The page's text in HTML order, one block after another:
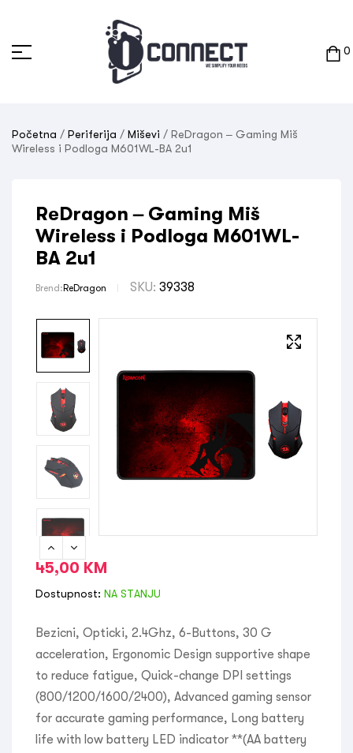
0
Početna / Periferija / Miševi / ReDragon – Gaming Miš
Wireless i Podloga M601WL-BA 2u1
ReDragon – Gaming Miš
Wireless i Podloga M601WL-
BA 2u1
Brend: ReDragon SKU: 39338
45,00 KM
Dostupnost: NA STANJU
Bezicni, Opticki, 2.4Ghz, 6-Buttons, 30 G
acceleration, Ergonomic Design supportive shape
to reduce fatigue, Quick-change DPI settings
(800/1200/1600/2400), Advanced gaming sensor
for accurate gaming performance, Long battery
life with low battery LED indicator **(AA battery